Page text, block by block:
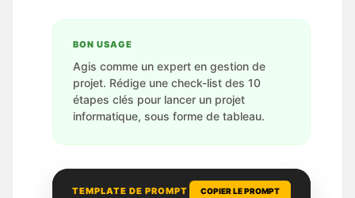
BON USAGE
Agis comme un expert en gestion de
projet. Rédige une check-list des 10
étapes clés pour lancer un projet
informatique, sous forme de tableau.
TEMPLATE DE PROMPT COPIER LE PROMPT